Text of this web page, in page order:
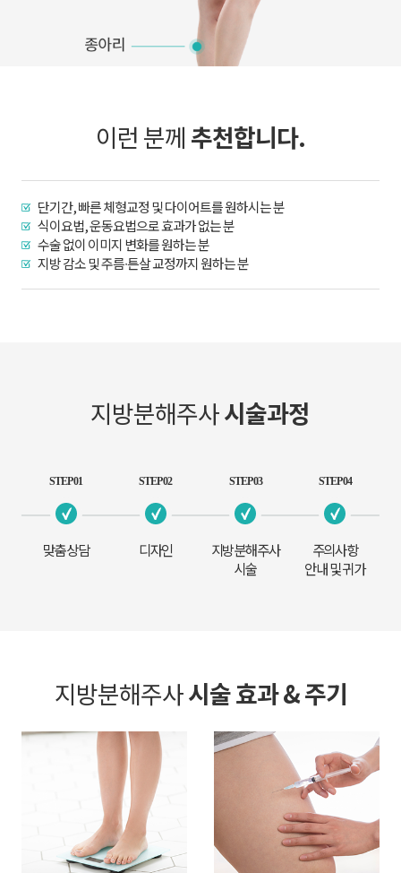
이런 분께 추천합니다.
단기간, 빠른 체형교정 및 다이어트를 원하시는 분
수술 없이 이미지 변화를 원하는 분
식이요법, 운동요법으로 효과가 없는 분
지방 감소 및 주름∙튼살 교정까지 원하는 분
지방분해주사시술과정
STEP 01
맞춤상담
STEP 02
디자인
STEP 03
지방분해주사
시술
STEP 04
주의사항
안내 및 귀가
지방분해주사시술 효과 & 주기